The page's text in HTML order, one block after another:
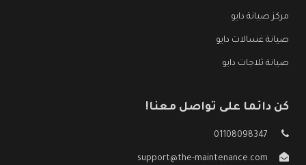
مركز صيانة دايو
صيانة غسالات دايو
صيانة ثلاجات دايو
كن دائما على تواصل معنا!
01108098347
support@the-maintenance.com